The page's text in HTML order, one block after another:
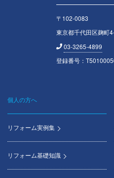
〒102-0083
東京都千代田区麹町
03-3265-4899
登録番号：
Footer
menu
個人の方へ
リフォーム実例集
リフォーム基礎知識